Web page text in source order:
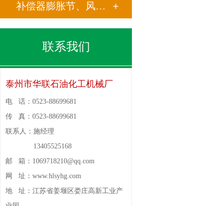
补偿器膨胀节、风门挡板门
联系我们
泰州市华联石油化工机械厂
电 话： 0523-88699681
传 真： 0523-88699681
联系人： 施经理
13405525168
邮 箱： 1069718210@qq.com
网 址： www.hlsyhg.com
地 址： 江苏省姜堰区娄庄高新工业产